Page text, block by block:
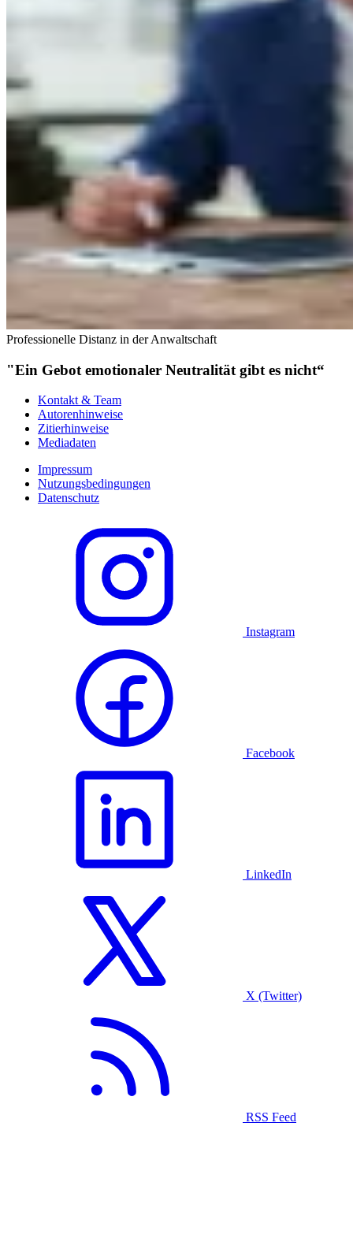
Professionelle Distanz in der Anwaltschaft
"Ein Gebot emotionaler Neutralität gibt es nicht“
Kontakt & Team
Autorenhinweise
Zitierhinweise
Mediadaten
Impressum
Nutzungsbedingungen
Datenschutz
Instagram
Facebook
LinkedIn
X (Twitter)
RSS Feed